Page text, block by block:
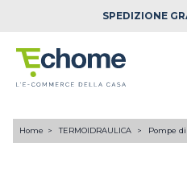
SPEDIZIONE
Home TERMOIDRAULICA Pompe